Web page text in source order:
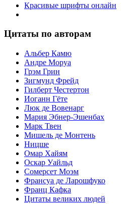
Красивые шрифты онлайн
Цитаты по авторам
Альбер Камю
Андре Моруа
Грэм Грин
Зигмунд Фрейд
Гилберт Честертон
Иоганн Гёте
Люк де Вовенарг
Мария Эбнер-Эшенбах
Марк Твен
Мишель де Монтень
Ницше
Омар Хайям
Оскар Уайльд
Сомерсет Моэм
Франсуa де Ларошфуко
Франц Кафка
Цитаты великих людей